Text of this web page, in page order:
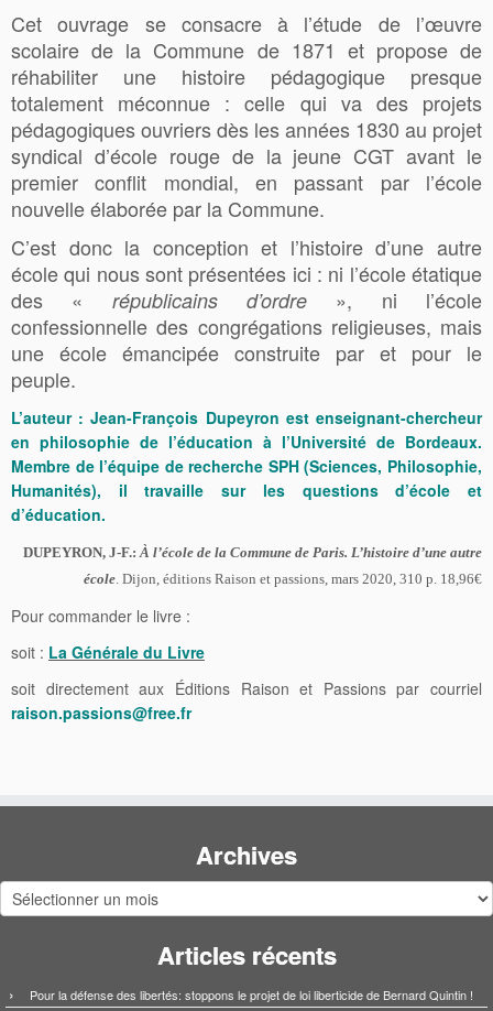
Cet ouvrage se consacre à l’étude de l’œuvre
scolaire de la Commune de 1871 et propose de
réhabiliter une histoire pédagogique presque
totalement méconnue : celle qui va des projets
pédagogiques ouvriers dès les années 1830 au projet
syndical d’école rouge de la jeune CGT avant le
premier conflit mondial, en passant par l’école
nouvelle élaborée par la Commune.
C’est donc la conception et l’histoire d’une autre
école qui nous sont présentées ici : ni l’école étatique
des « républicains d’ordre », ni l’école
confessionnelle des congrégations religieuses, mais
une école émancipée construite par et pour le
peuple.
L’auteur : Jean-François Dupeyron est enseignant-chercheur
en philosophie de l’éducation à l’Université de Bordeaux.
Membre de l’équipe de recherche SPH (Sciences, Philosophie,
Humanités), il travaille sur les questions d’école et
d’éducation.
DUPEYRON, J-F.: À l’école de la Commune de Paris. L’histoire d’une autre
école . Dijon, éditions Raison et passions, mars 2020, 310 p. 18,96€
Pour commander le livre :
soit : La Générale du Livre
soit directement aux Éditions Raison et Passions par courriel
raison.passions@free.fr
Archives
Archives
Articles récents
Pour la défense des libertés: stoppons le projet de loi liberticide de Bernard Quintin !